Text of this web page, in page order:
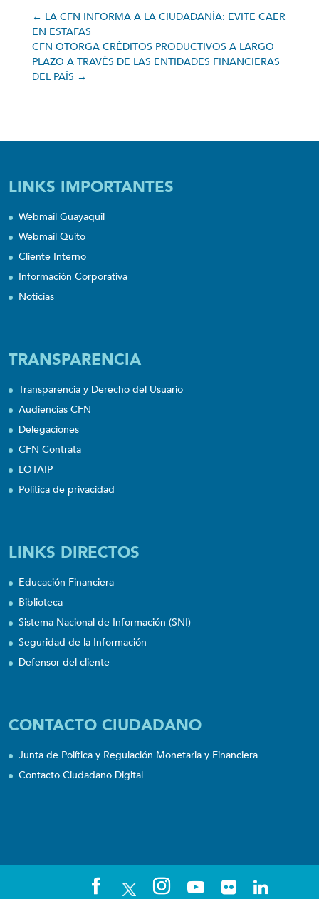
← LA CFN INFORMA A LA CIUDADANÍA: EVITE CAER
EN ESTAFAS
CFN OTORGA CRÉDITOS PRODUCTIVOS A LARGO
PLAZO A TRAVÉS DE LAS ENTIDADES FINANCIERAS
DEL PAÍS →
LINKS IMPORTANTES
Webmail Guayaquil
Webmail Quito
Cliente Interno
Información Corporativa
Noticias
TRANSPARENCIA
Transparencia y Derecho del Usuario
Audiencias CFN
Delegaciones
CFN Contrata
LOTAIP
Política de privacidad
LINKS DIRECTOS
Educación Financiera
Biblioteca
Sistema Nacional de Información (SNI)
Seguridad de la Información
Defensor del cliente
CONTACTO CIUDADANO
Junta de Política y Regulación Monetaria y Financiera
Contacto Ciudadano Digital